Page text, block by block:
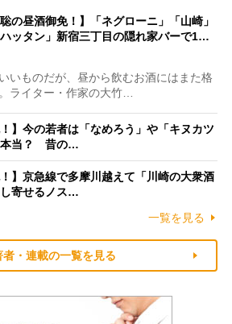
聡の昼酒御免！】「ネグローニ」「山崎」
ハッタン」新宿三丁目の隠れ家バーで1…
いものだが、昼から飲むお酒にはまた格
イター・作家の大竹…
】今の若者は「なめろう」や「キヌカツ
本当？ 昔の…
！】京急線で多摩川越えて「川崎の大衆酒
寄せるノス…
一覧を見る
者・連載の一覧を見る